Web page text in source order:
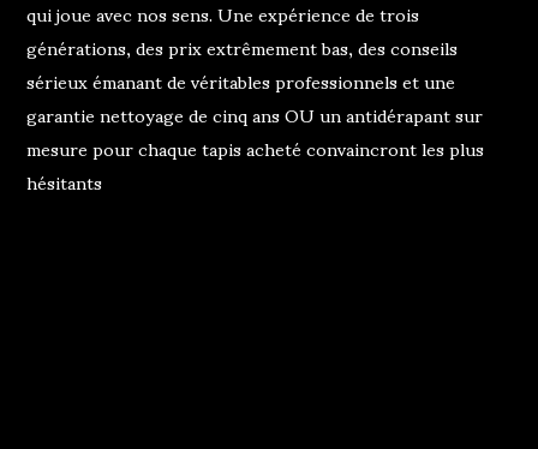
qui joue avec nos sens. Une expérience de trois
générations, des prix extrêmement bas, des conseils
sérieux émanant de véritables professionnels et une
garantie nettoyage de cinq ans OU un antidérapant sur
mesure pour chaque tapis acheté convaincront les plus
hésitants